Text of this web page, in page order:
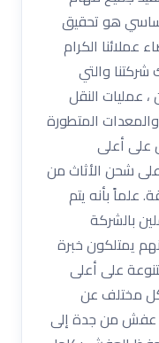
هو تحقيق
عملائنا الكرام
والتي
النقل
المتطورة
على أعلى
شحن الأثاث من
علماً بأنه يتم
بالشركة
يمتلكون خبرة
على أعلى
مختلف عن
عفش من جدة إلى